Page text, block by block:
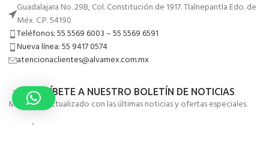
Guadalajara No. 29B, Col. Constitución de 1917. Tlalnepantla Edo. de
Méx. C.P. 54190
Teléfonos: 55 5569 6003 – 55 5569 6591
Nueva línea: 55 9417 0574
atencionaclientes@alvamex.com.mx
SUSCRÍBETE A NUESTRO BOLETÍN DE NOTICIAS
Mantente actualizado con las últimas noticias y ofertas especiales.